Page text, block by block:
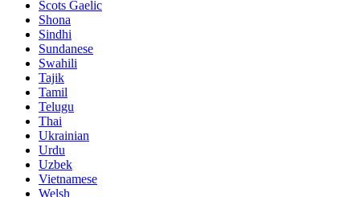
Scots Gaelic
Shona
Sindhi
Sundanese
Swahili
Tajik
Tamil
Telugu
Thai
Ukrainian
Urdu
Uzbek
Vietnamese
Welsh